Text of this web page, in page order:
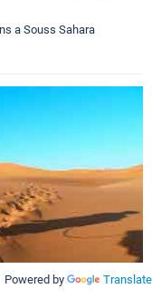
a Souss Sahara
Powered by Translate